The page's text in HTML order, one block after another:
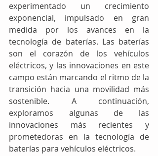
experimentado un crecimiento
exponencial, impulsado en gran
medida por los avances en la
tecnología de baterías. Las baterías
son el corazón de los vehículos
eléctricos, y las innovaciones en este
campo están marcando el ritmo de la
transición hacia una movilidad más
sostenible. A continuación,
exploramos algunas de las
innovaciones más recientes y
prometedoras en la tecnología de
baterías para vehículos eléctricos.